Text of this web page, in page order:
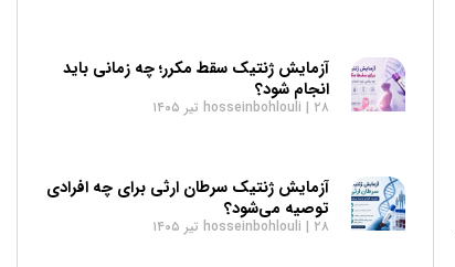
آزمایش ژنتیک سقط مکرر؛ چه زمانی باید
انجام شود؟
hosseinbohlouli ۲۸ تیر ۱۴۰۵
آزمایش ژنتیک سرطان ارثی برای چه افرادی
توصیه می‌شود؟
hosseinbohlouli ۲۸ تیر ۱۴۰۵